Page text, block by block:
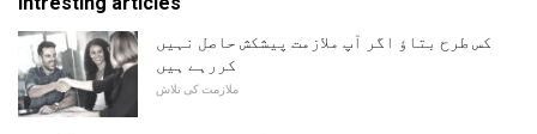
کس طرح بتاؤ اگر آپ ملازمت پیشکش حاصل نہیں
کررہے ہیں
ملازمت کی تلاش